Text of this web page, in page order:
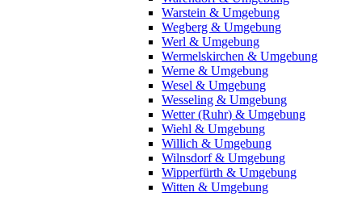
Warstein & Umgebung
Wegberg & Umgebung
Werl & Umgebung
Wermelskirchen & Umgebung
Werne & Umgebung
Wesel & Umgebung
Wesseling & Umgebung
Wetter (Ruhr) & Umgebung
Wiehl & Umgebung
Willich & Umgebung
Wilnsdorf & Umgebung
Wipperfürth & Umgebung
Witten & Umgebung